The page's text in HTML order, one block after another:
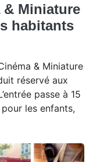
& Miniature
habitants
& Miniature
réservé aux
passe à 15
les enfants,